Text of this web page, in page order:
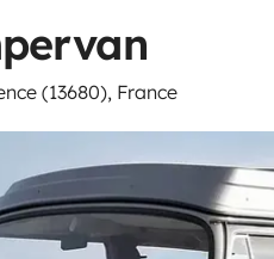
(13680), France